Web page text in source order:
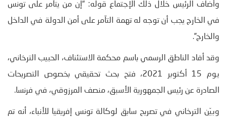
وأضاف الرئيس خلال ذلك الإجتماع قوله: “إن من يتآمر على تونس
في الخارج يجب أن توجه له تهمة التآمر على أمن الدولة في الداخل
والخارج”.
وقد أفاد الناطق الرسمي باسم محكمة الاستئناف، الحبيب الترخاني،
يوم 15 أكتوبر 2021، فتح بحث تحقيقي بخصوص التصريحات
الصادرة عن رئيس الجمهورية الأسبق، منصف المرزوقي، في فرنسا.
وبيّن الترخاني في تصريح سابق لوكالة تونس إفريقيا للأنباء، أنه تم